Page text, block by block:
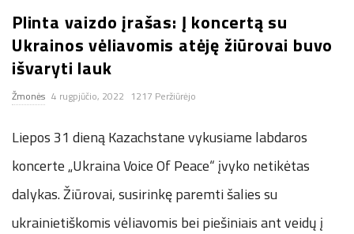
n
.
n
e
t
Plinta vaizdo įrašas: Į koncertą su
Ukrainos vėliavomis atėję žiūrovai buvo
išvaryti lauk
Žmonės 4 rugpjūčio, 2022 1217 Peržiūrėjo
Liepos 31 dieną Kazachstane vykusiame labdaros
koncerte „Ukraina Voice Of Peace“ įvyko netikėtas
dalykas. Žiūrovai, susirinkę paremti šalies su
ukrainietiškomis vėliavomis bei piešiniais ant veidų į